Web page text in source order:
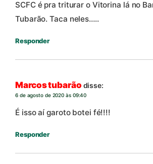
SCFC é pra triturar o Vitorina lá no
Tubarão. Taca neles…..
Responder
Marcos tubarão disse:
6 de agosto de 2020 às 09:40
É isso aí garoto botei fé!!!!
Responder